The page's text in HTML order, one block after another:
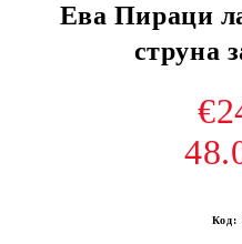
Ева Пираци
струна
Код: